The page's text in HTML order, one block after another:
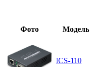
Фото
Модель
ICS-110